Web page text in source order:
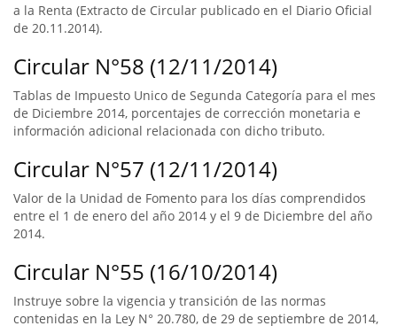
a la Renta (Extracto de Circular publicado en el Diario Oficial
de 20.11.2014).
Circular N°58 (12/11/2014)
Tablas de Impuesto Unico de Segunda Categoría para el mes
de Diciembre 2014, porcentajes de corrección monetaria e
información adicional relacionada con dicho tributo.
Circular N°57 (12/11/2014)
Valor de la Unidad de Fomento para los días comprendidos
entre el 1 de enero del año 2014 y el 9 de Diciembre del año
2014.
Circular N°55 (16/10/2014)
Instruye sobre la vigencia y transición de las normas
contenidas en la Ley N° 20.780, de 29 de septiembre de 2014,